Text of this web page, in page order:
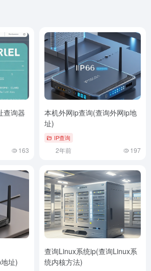
查询器
163
本机外网ip查询(查询外网ip地
址)
IP查询
2年前 197
址)
查询Linux系统ip(查询Linux系
统内核方法)